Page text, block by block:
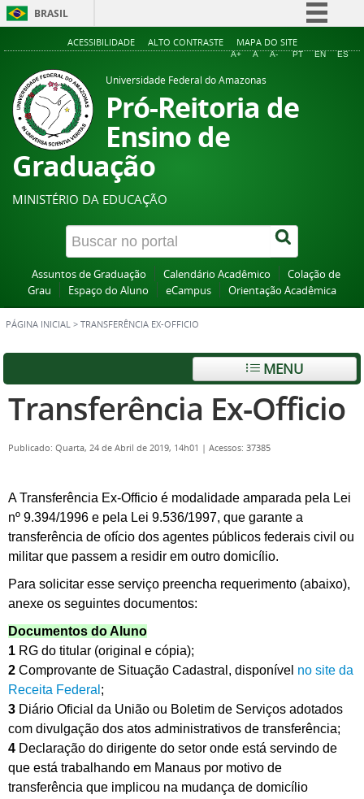
BRASIL
Simplifique!
Acesso à informação
ACESSIBILIDADE ALTO CONTRASTE MAPA DO SITE
A+ A A- PT EN ES
Universidade Federal do Amazonas
Pró-Reitoria de
Ensino de
Graduação
MINISTÉRIO DA EDUCAÇÃO
Assuntos de Graduação Calendário Acadêmico
Colação de
Grau
Espaço do Aluno eCampus Orientação Acadêmica
PÁGINA INICIAL > TRANSFERÊNCIA EX-OFFICIO
MENU
Transferência Ex-Officio
Publicado: Quarta, 24 de Abril de 2019, 14h01 | Acessos: 37385
A Transferência Ex-Officio é modalidade amparada pela Lei
nº 9.394/1996 e pela Lei 9.536/1997, que garante a
transferência de ofício dos agentes públicos federais civil ou
militar que passem a residir em outro domicílio.
Para solicitar esse serviço preencha requerimento (abaixo),
anexe os seguintes documentos:
Documentos do Aluno
1 RG do titular (original e cópia);
2 Comprovante de Situação Cadastral, disponível no site da
Receita Federal ;
3 Diário Oficial da União ou Boletim de Serviços adotados
com divulgação dos atos administrativos de transferência;
4 Declaração do dirigente do setor onde está servindo de
que está trabalhando em Manaus por motivo de
transferência que implicou na mudança de domicílio